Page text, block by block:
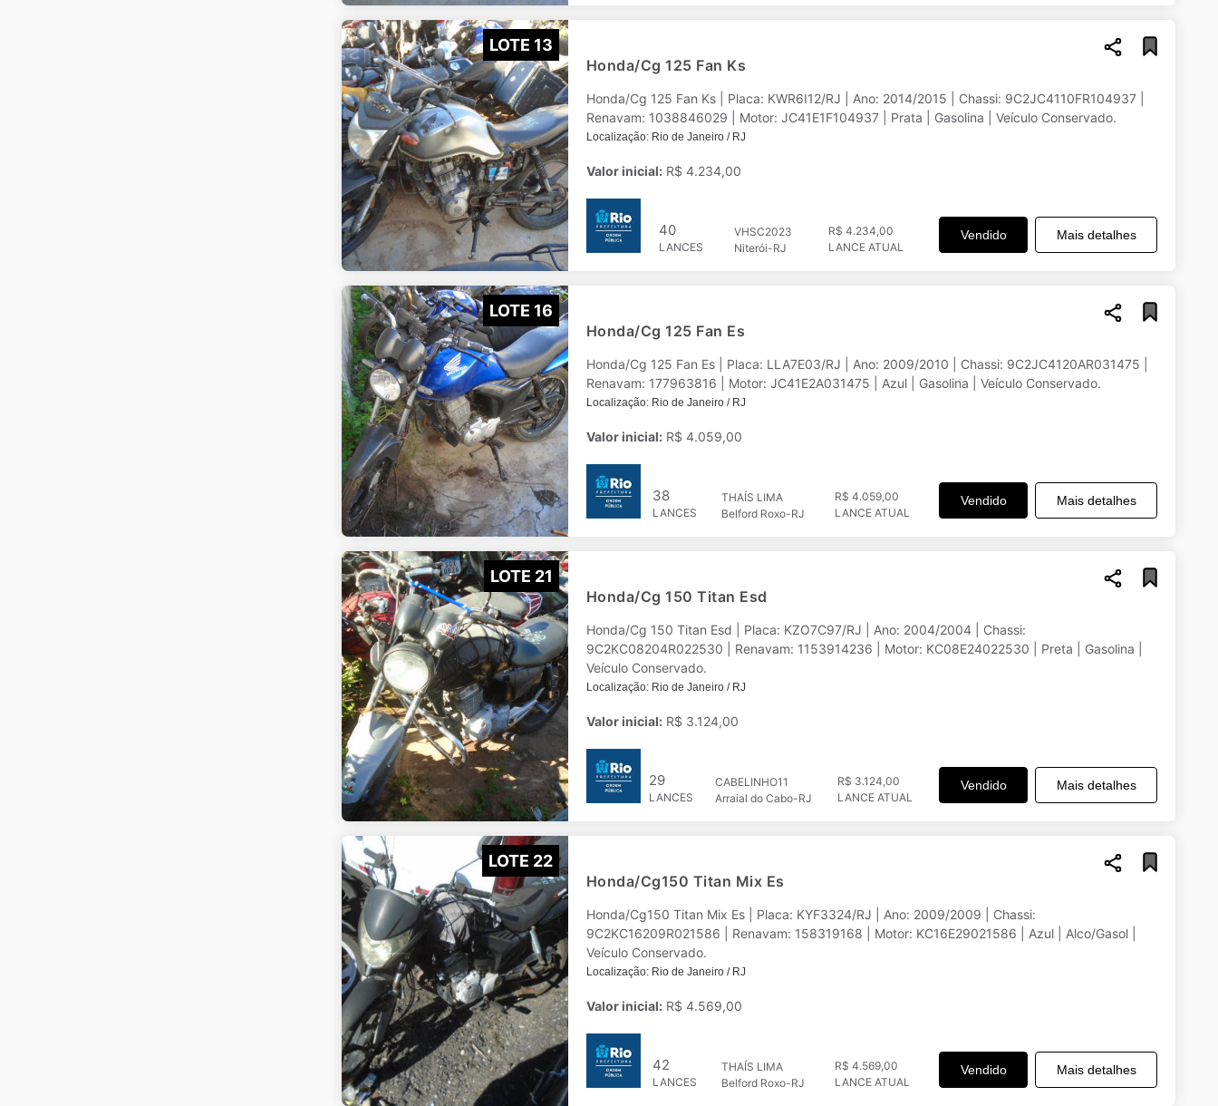
LOTE 13
Honda/Cg 125 Fan Ks
Honda/Cg 125 Fan Ks | Placa: KWR6I12/RJ | Ano: 2014/2015 | Chassi: 9C2JC4110FR104937 |
Renavam: 1038846029 | Motor: JC41E1F104937 | Prata | Gasolina | Veículo Conservado.
Localização: Rio de Janeiro / RJ
Valor inicial: R$ 4.234,00
40
LANCES
VHSC2023
Niterói-RJ
R$ 4.234,00
LANCE ATUAL
Vendido Mais detalhes
LOTE 16
Honda/Cg 125 Fan Es
Honda/Cg 125 Fan Es | Placa: LLA7E03/RJ | Ano: 2009/2010 | Chassi: 9C2JC4120AR031475 |
Renavam: 177963816 | Motor: JC41E2A031475 | Azul | Gasolina | Veículo Conservado.
Localização: Rio de Janeiro / RJ
Valor inicial: R$ 4.059,00
38
LANCES
THAÍS LIMA
Belford Roxo-RJ
R$ 4.059,00
LANCE ATUAL
Vendido Mais detalhes
LOTE 21
Honda/Cg 150 Titan Esd
Honda/Cg 150 Titan Esd | Placa: KZO7C97/RJ | Ano: 2004/2004 | Chassi:
9C2KC08204R022530 | Renavam: 1153914236 | Motor: KC08E24022530 | Preta | Gasolina |
Veículo Conservado.
Localização: Rio de Janeiro / RJ
Valor inicial: R$ 3.124,00
29
LANCES
CABELINHO11
Arraial do Cabo-RJ
R$ 3.124,00
LANCE ATUAL
Vendido Mais detalhes
LOTE 22
Honda/Cg150 Titan Mix Es
Honda/Cg150 Titan Mix Es | Placa: KYF3324/RJ | Ano: 2009/2009 | Chassi:
9C2KC16209R021586 | Renavam: 158319168 | Motor: KC16E29021586 | Azul | Alco/Gasol |
Veículo Conservado.
Localização: Rio de Janeiro / RJ
Valor inicial: R$ 4.569,00
42
LANCES
THAÍS LIMA
Belford Roxo-RJ
R$ 4.569,00
LANCE ATUAL
Vendido Mais detalhes